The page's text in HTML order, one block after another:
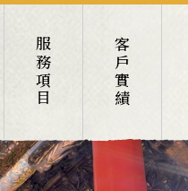
服務項目 客戶實績